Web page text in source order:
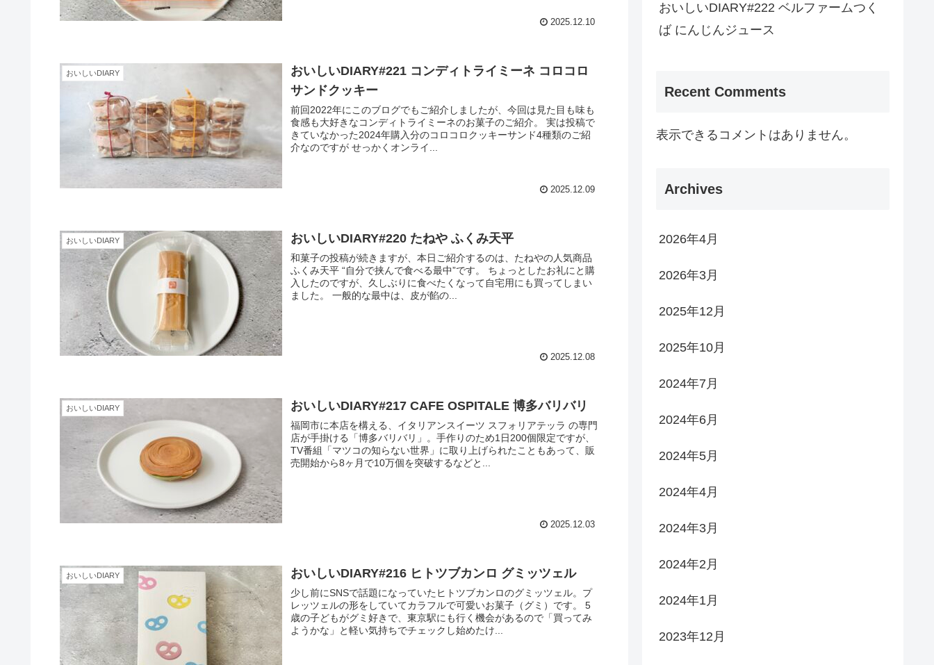
2025.12.10
おいしいDIARY
おいしいDIARY#221 コンディトライミーネ コロコロ
サンドクッキー
前回2022年にこのブログでもご紹介しましたが、今回は見た目も味も
食感も大好きなコンディトライミーネのお菓子のご紹介。 実は投稿で
きていなかった2024年購入分のコロコロクッキーサンド4種類のご紹
介なのですが せっかくオンライ...
2025.12.09
おいしいDIARY おいしいDIARY#220 たねや ふくみ天平
和菓子の投稿が続きますが、本日ご紹介するのは、たねやの人気商品
ふくみ天平 “自分で挟んで食べる最中”です。 ちょっとしたお礼にと購
入したのですが、久しぶりに食べたくなって自宅用にも買ってしまい
ました。 一般的な最中は、皮が餡の...
2025.12.08
おいしいDIARY おいしいDIARY#217 CAFE OSPITALE 博多バリバリ
福岡市に本店を構える、イタリアンスイーツ スフォリアテッラ の専門
店が手掛ける「博多バリバリ」。手作りのため1日200個限定ですが、
TV番組「マツコの知らない世界」に取り上げられたこともあって、販
売開始から8ヶ月で10万個を突破するなどと...
2025.12.03
おいしいDIARY おいしいDIARY#216 ヒトツブカンロ グミッツェル
少し前にSNSで話題になっていたヒトツブカンロのグミッツェル。プ
レッツェルの形をしていてカラフルで可愛いお菓子（グミ）です。 5
歳の子どもがグミ好きで、東京駅にも行く機会があるので「買ってみ
ようかな」と軽い気持ちでチェックし始めたけ...
おいしいDIARY#222 ベルファームつく
ば にんじんジュース
Recent Comments
表示できるコメントはありません。
Archives
2026年4月
2026年3月
2025年12月
2025年10月
2024年7月
2024年6月
2024年5月
2024年4月
2024年3月
2024年2月
2024年1月
2023年12月